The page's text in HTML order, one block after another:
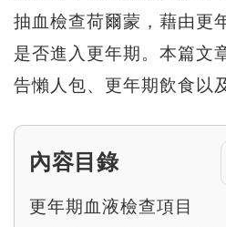
抽血檢查荷爾蒙，藉由更
是否進入更年期。本篇文
告懶人包、更年期飲食以
內容目錄
更年期血液檢查項目